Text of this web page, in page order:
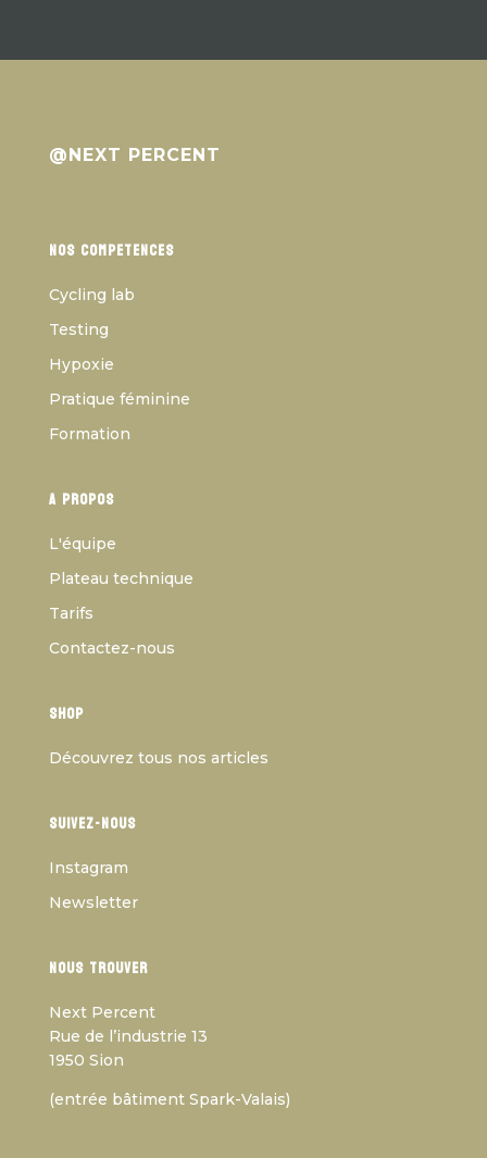
@NEXT PERCENT
Nos competences
Cycling lab
Testing
Hypoxie
Pratique féminine
Formation
A propos
L'équipe
Plateau technique
Tarifs
Contactez-nous
Shop
Découvrez tous nos articles
Suivez-nous
Instagram
Newsletter
Nous trouver
Next Percent
Rue de l’industrie 13
1950 Sion
(entrée bâtiment Spark-Valais)